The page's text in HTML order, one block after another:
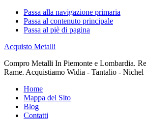
Passa alla navigazione primaria
Passa al contenuto principale
Passa al piè di pagina
Acquisto Metalli
Compro Metalli In Piemonte e Lombardia.
Rame. Acquistiamo Widia - Tantalio - Nichel
Home
Mappa del Sito
Blog
Contatti